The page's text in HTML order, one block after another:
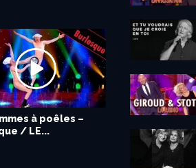
à poêles –
/ LE...